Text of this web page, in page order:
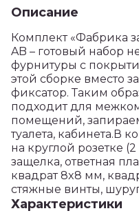
Описание
Комплект «Фабрика
AB – готовый набор
фурнитуры с
этой сборке вместо
фиксатор. Таким
подходит для
помещений,
туалета, кабинета.В
на круглой розетке
защелка, ответная
квадрат 8x8 мм,
стяжные винты,
Характеристики